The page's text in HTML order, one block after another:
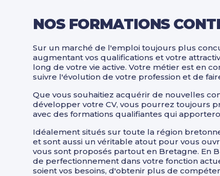
NOS FORMATIONS
Sur un marché de l'emploi toujours plus
augmentant vos qualifications et votre
long de votre vie active. Votre métier est en
suivre l'évolution de votre profession et de
Que vous souhaitiez acquérir de nouvelles
développer votre CV, vous pourrez toujours
avec des formations qualifiantes qui
Idéalement situés sur toute la région
et sont aussi un véritable atout pour vous
vous sont proposés partout en Bretagne. En
de perfectionnement dans votre fonction
soient vos besoins, d'obtenir plus de